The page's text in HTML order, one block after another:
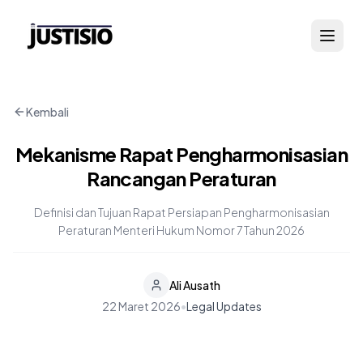
Kembali
Mekanisme Rapat Pengharmonisasian
Rancangan Peraturan
Definisi dan Tujuan Rapat Persiapan Pengharmonisasian
Peraturan Menteri Hukum Nomor 7 Tahun 2026
Ali Ausath
22 Maret 2026•Legal Updates